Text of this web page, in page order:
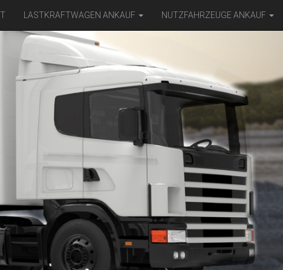
LASTKRAFTWAGEN ANKAUF NUTZFAHRZEUGE ANKAUF